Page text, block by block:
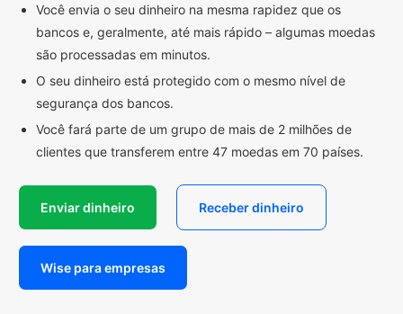
Você envia o seu dinheiro na mesma rapidez que os
bancos e, geralmente, até mais rápido – algumas moedas
são processadas em minutos.
O seu dinheiro está protegido com o mesmo nível de
segurança dos bancos.
Você fará parte de um grupo de mais de 2 milhões de
clientes que transferem entre 47 moedas em 70 países.
Enviar dinheiro Receber dinheiro
Wise para empresas